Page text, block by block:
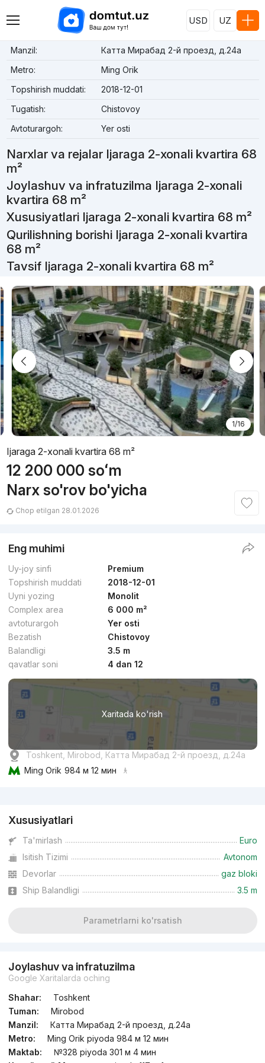
USD UZ
Manzil:
Катта Мирабад 2-й проезд, д.24a
Metro:
Ming Orik
Topshirish muddati:
2018-12-01
Tugatish:
Chistovoy
Avtoturargoh:
Yer osti
Narxlar va rejalar Ijaraga 2-xonali kvartira 68
m²
Joylashuv va infratuzilma Ijaraga 2-xonali
kvartira 68 m²
Xususiyatlari Ijaraga 2-xonali kvartira 68 m²
Qurilishning borishi Ijaraga 2-xonali kvartira
68 m²
Tavsif Ijaraga 2-xonali kvartira 68 m²
1/16
Ijaraga 2-xonali kvartira 68 m²
12 200 000 soʻm
Narx so'rov bo'yicha
Chop etilgan 28.01.2026
Eng muhimi
Uy-joy sinfi
Premium
Topshirish muddati
2018-12-01
Uyni yozing
Monolit
Complex area
6 000 m²
avtoturargoh
Yer osti
Bezatish
Chistovoy
Balandligi
3.5 m
qavatlar soni
4 dan 12
Xaritada ko'rish
Toshkent, Mirobod, Катта Мирабад 2-й проезд, д.24a
Ming Orik 984 м 12 мин
Xususiyatlari
Ta'mirlash
Euro
Isitish Tizimi
Avtonom
Devorlar
gaz bloki
Ship Balandligi
3.5 m
Parametrlarni ko'rsatish
Joylashuv va infratuzilma
Google Xaritalarda oching
Shahar:
Toshkent
Tuman:
Mirobod
Manzil:
Катта Мирабад 2-й проезд, д.24a
Metro:
Ming Orik piyoda 984 м 12 мин
Maktab:
№328 piyoda 301 м 4 мин